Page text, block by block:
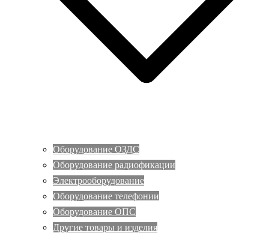
Оборудование ОЗДС
Оборудование радиофикации
Электрооборудование
Оборудование телефонии
Оборудование ОПС
Другие товары и изделия